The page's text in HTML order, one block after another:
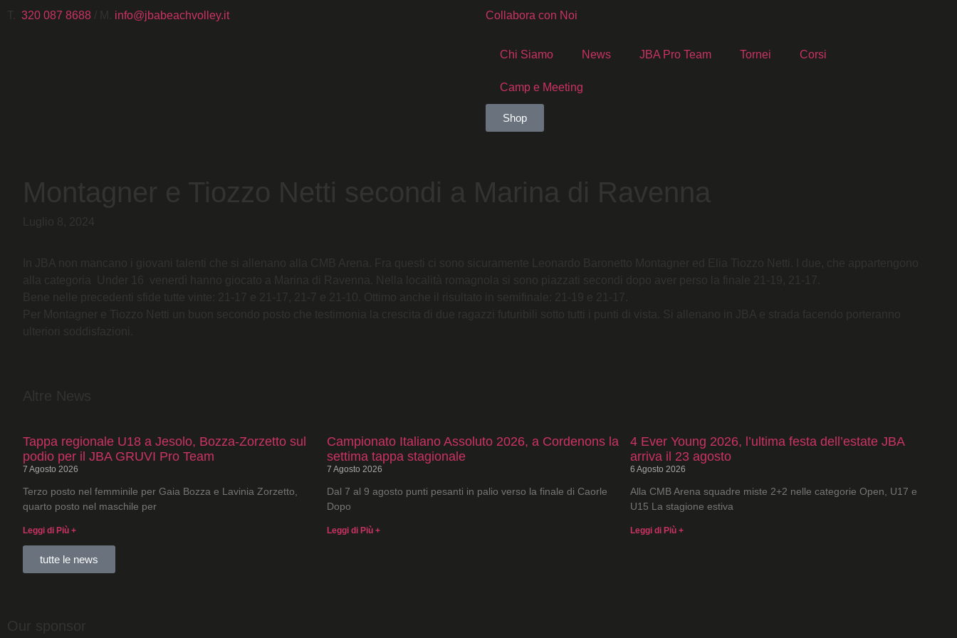
T. 320 087 8688 / M. info@jbabeachvolley.it Collabora con Noi
Chi Siamo News JBA Pro Team Tornei Corsi
Camp e Meeting
Shop
Montagner e Tiozzo Netti secondi a Marina di Ravenna
Luglio 8, 2024
In JBA non mancano i giovani talenti che si allenano alla CMB Arena. Fra questi ci sono sicuramente Leonardo Baronetto Montagner ed Elia Tiozzo Netti. I due, che appartengono
alla categoria Under 16 venerdì hanno giocato a Marina di Ravenna. Nella località romagnola si sono piazzati secondi dopo aver perso la finale 21-19, 21-17.
Bene nelle precedenti sfide tutte vinte: 21-17 e 21-17, 21-7 e 21-10. Ottimo anche il risultato in semifinale: 21-19 e 21-17.
Per Montagner e Tiozzo Netti un buon secondo posto che testimonia la crescita di due ragazzi futuribili sotto tutti i punti di vista. Si allenano in JBA e strada facendo porteranno
ulteriori soddisfazioni.
Altre News
Tappa regionale U18 a Jesolo, Bozza-Zorzetto sul
podio per il JBA GRUVI Pro Team
7 Agosto 2026
Terzo posto nel femminile per Gaia Bozza e Lavinia Zorzetto,
quarto posto nel maschile per
Leggi di Più +
Campionato Italiano Assoluto 2026, a Cordenons la
settima tappa stagionale
7 Agosto 2026
Dal 7 al 9 agosto punti pesanti in palio verso la finale di Caorle
Dopo
Leggi di Più +
4 Ever Young 2026, l’ultima festa dell’estate JBA
arriva il 23 agosto
6 Agosto 2026
Alla CMB Arena squadre miste 2+2 nelle categorie Open, U17 e
U15 La stagione estiva
Leggi di Più +
tutte le news
Our sponsor